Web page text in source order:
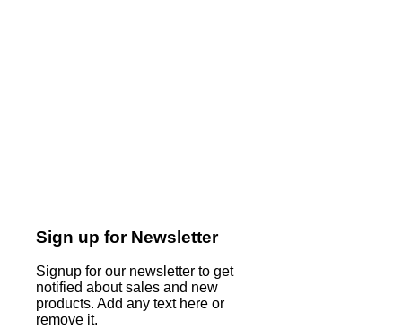
Sign up for Newsletter
Signup for our newsletter to get
notified about sales and new
products. Add any text here or
remove it.